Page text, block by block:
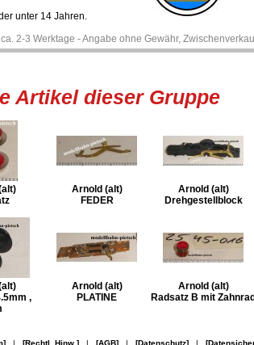
unter 14 Jahren.
2-3 Werktage - Angabe ohne Gewähr,
Artikel dieser Gruppe
Arnold (alt)
FEDER
Arnold (alt)
Drehgestellblock
,
Arnold (alt)
PLATINE
Arnold (alt)
Radsatz B mit Zahnrad
| [Rechtl. Hinw.]| [AGB]| [Datenschutz]|